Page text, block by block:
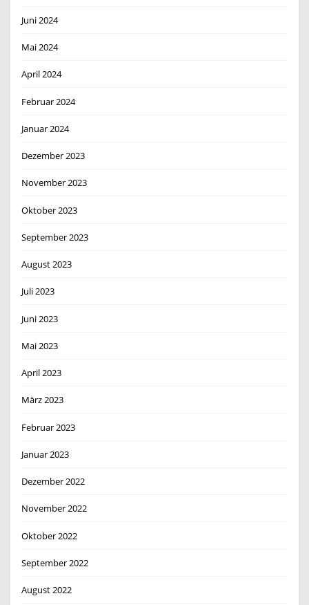
Juni 2024
Mai 2024
April 2024
Februar 2024
Januar 2024
Dezember 2023
November 2023
Oktober 2023
September 2023
August 2023
Juli 2023
Juni 2023
Mai 2023
April 2023
März 2023
Februar 2023
Januar 2023
Dezember 2022
November 2022
Oktober 2022
September 2022
August 2022